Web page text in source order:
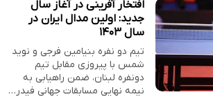
افتخار آفرینی در آغاز سال
جدید: اولین مدال ایران در
سال ۱۴۰۳
تیم دو نفره بنیامین فرجی و نوید
شمس با پیروزی مقابل تیم
دونفره لبنان، ضمن راهیابی به
نیمه نهایی مسابقات جهانی فیدر…